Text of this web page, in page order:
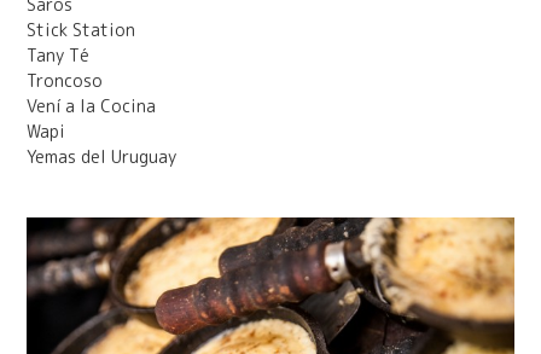
Stick Station
Tany Té
Troncoso
Vení a la Cocina
Wapi
Yemas del Uruguay